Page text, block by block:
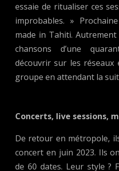
essaie de ritualiser ces
improbables. »
made in Tahiti.
chansons d’une
découvrir sur les réseaux
groupe en attendant la
Concerts, live sessions,
De retour en métropole,
concert en juin 2023. Ils
de 60 dates. Leur style ?